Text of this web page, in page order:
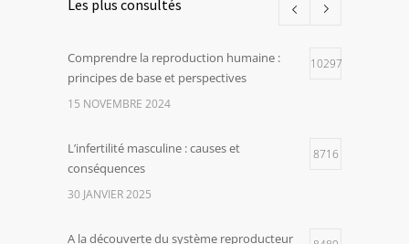
Les plus consultés
Comprendre la reproduction humaine :
principes de base et perspectives
10297
15 NOVEMBRE 2024
L’infertilité masculine : causes et
conséquences
8716
30 JANVIER 2025
A la découverte du système reproducteur